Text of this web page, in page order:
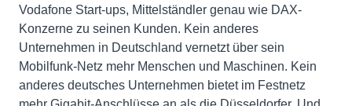
Vodafone Start-ups, Mittelständler genau wie DAX-
Konzerne zu seinen Kunden. Kein anderes
Unternehmen in Deutschland vernetzt über sein
Mobilfunk-Netz mehr Menschen und Maschinen. Kein
anderes deutsches Unternehmen bietet im Festnetz